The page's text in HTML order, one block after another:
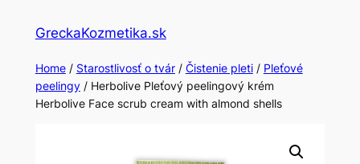
GreckaKozmetika.sk
Home/ Starostlivosť o tvár/ Čistenie pleti/ Pleťové
peelingy/ Herbolive Pleťový peelingový krém
Herbolive Face scrub cream with almond shells